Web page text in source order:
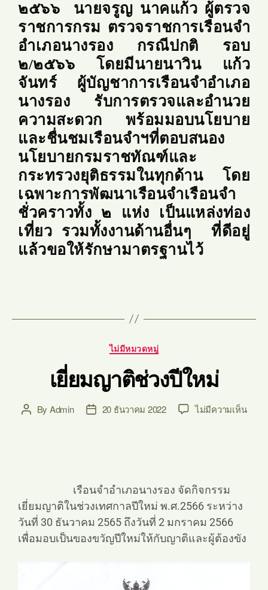
๒๕๖๖ นายจรูญ นาคแก้ว ผู้ตรวจ
ราชการกรม ตรวจราชการเรือนจำ
อำเภอนางรอง กรณีปกติ รอบ
๒/๒๕๖๖ โดยมีนายนาวิน แก้ว
จันทร์ ผู้บัญชาการเรือนจำอำเภอ
นางรอง รับการตรวจและอำนวย
ความสะดวก พร้อมมอบนโยบาย
และชื่นชมเรือนจำฯที่ตอบสนอง
นโยบายกรมราชทัณฑ์และ
กระทรวงยุติธรรมในทุกด้าน โดย
เฉพาะการพัฒนาเรือนจำเรือนจำ
ชั่วคราวทั้ง ๒ แห่ง เป็นแหล่งท่อง
เที่ยว รวมทั้งงานด้านอื่นๆ ที่ดีอยู่
แล้วขอให้รักษามาตรฐานไว้
ไม่มีหมวดหมู่
เยี่ยมญาติช่วงปีใหม่
By Admin 20 ธันวาคม 2022 ไม่มีความเห็น
เรือนจำอำเภอนางรอง จัดกิจกรรม
เยี่ยมญาติในช่วงเทศกาลปีใหม่ พ.ศ.2566 ระหว่าง
วันที่ 30 ธันวาคม 2565 ถึงวันที่ 2 มกราคม 2566
เพื่อมอบเป็นของขวัญปีใหม่ให้กับญาติและผู้ต้องขัง